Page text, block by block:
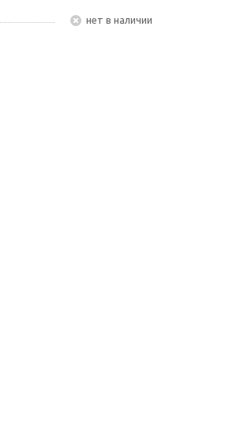
Нет в наличии